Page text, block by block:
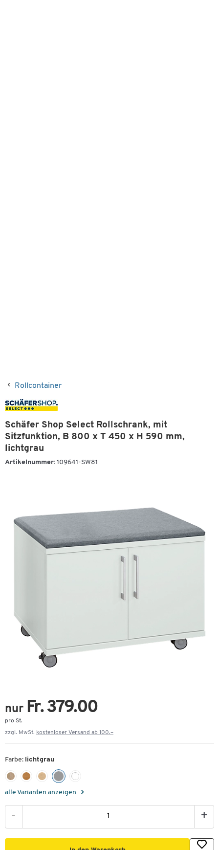
Rollcontainer
Schäfer Shop Select Rollschrank, mit
Sitzfunktion, B 800 x T 450 x H 590 mm,
lichtgrau
Artikelnummer: 109641-SW81
nur Fr. 379.00
pro St.
zzgl. MwSt. kostenloser Versand ab 100.–
Farbe: lichtgrau
alle Varianten anzeigen
- +